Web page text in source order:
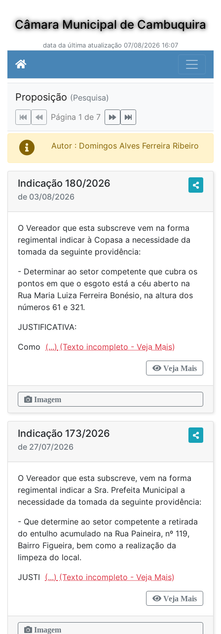
Câmara Municipal de Cambuquira
data da última atualização 07/08/2026 16:07
Proposição (Pesquisa)
Página 1 de 7
Autor : Domingos Alves Ferreira Ribeiro
Indicação 180/2026
de 03/08/2026
O Vereador que esta subscreve vem na forma
regimental indicar à Copasa a necessidade da
tomada da seguinte providência:
- Determinar ao setor competente que cubra os
pontos em que o esgoto está a céu aberto na
Rua Maria Luiza Ferreira Bonésio, na altura dos
números 61 e 321.
JUSTIFICATIVA:
Como (...)
Veja Mais
Imagem
Indicação 173/2026
de 27/07/2026
O Vereador que esta subscreve, vem na forma
regimental indicar a Sra. Prefeita Municipal a
necessidade da tomada da seguinte providência:
- Que determine ao setor competente a retirada
do entulho acumulado na Rua Paineira, nº 119,
Bairro Figueira, bem como a realização da
limpeza do local.
JUSTI (...)
Veja Mais
Imagem